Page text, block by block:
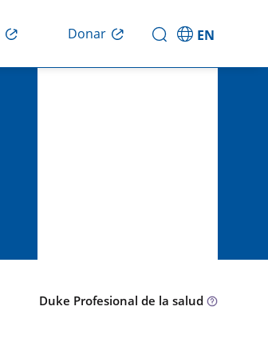
Donar EN
Duke Profesional de la salud